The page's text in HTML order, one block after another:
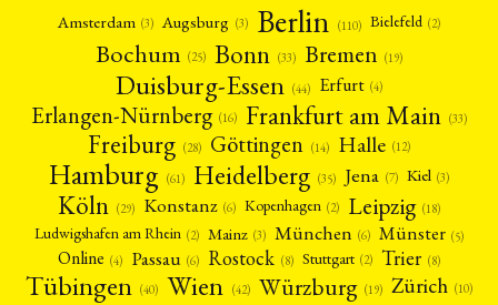
Amsterdam (3) Augsburg (3) Berlin (110) Bielefeld (2)
Bochum (25) Bonn (33) Bremen (19)
Duisburg-Essen (44) Erfurt (4)
Erlangen-Nürnberg (16) Frankfurt am Main (33)
Freiburg (28) Göttingen (14) Halle (12)
Hamburg (61) Heidelberg (35) Jena (7) Kiel (3)
Köln (29) Konstanz (6) Kopenhagen (2) Leipzig (18)
Ludwigshafen am Rhein (2) Mainz (3) München (6) Münster (5)
Online (4) Passau (6) Rostock (8) Stuttgart (2) Trier (8)
Tübingen (40) Wien (42) Würzburg (19) Zürich (10)